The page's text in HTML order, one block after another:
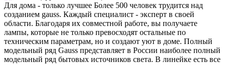
Для дома - только лучшее Более 500 человек трудится над
созданием gauss. Каждый специалист - эксперт в своей
области. Благодаря их совместной работе, вы получаете
лампы, которые не только превосходят остальные по
техническим параметрам, но и создают уют в доме. Полный
модельный ряд Gauss представляет в России наиболее полный
модельный ряд бытовых источников света. В линейке есть все